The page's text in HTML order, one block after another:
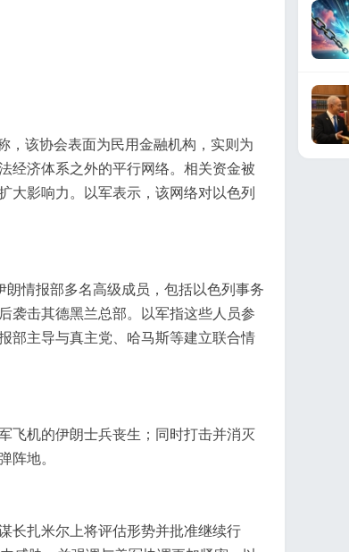
，该协会表面为民用金融机构，实则为
经济体系之外的平行网络。相关资金被
大影响力。以军表示，该网络对以色列
情报部多名高级成员，包括以色列事务
袭击其德黑兰总部。以军指这些人员参
部主导与真主党、哈马斯等建立联合情
飞机的伊朗士兵丧生；同时打击并消灭
地。
长扎米尔上将评估形势并批准继续行